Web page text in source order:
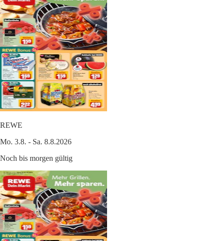
REWE
Mo. 3.8. - Sa. 8.8.2026
Noch bis morgen gültig